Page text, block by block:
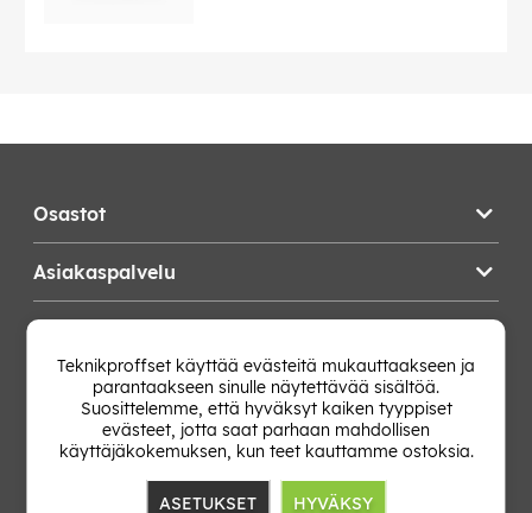
Osastot
Asiakaspalvelu
Vaihda Maa
Teknikproffset käyttää evästeitä mukauttaakseen ja
parantaakseen sinulle näytettävää sisältöä.
Suosittelemme, että hyväksyt kaiken tyyppiset
evästeet, jotta saat parhaan mahdollisen
käyttäjäkokemuksen, kun teet kauttamme ostoksia.
ASETUKSET HYVÄKSY